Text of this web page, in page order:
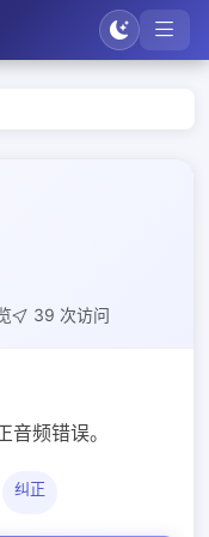
39 次访问
频错误。
纠正